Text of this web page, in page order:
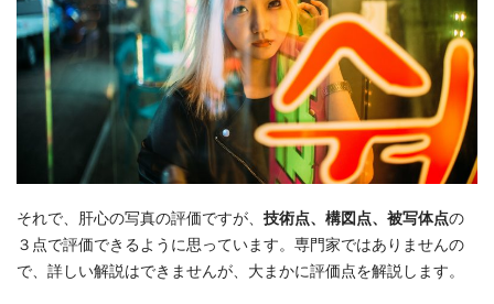
それで、肝心の写真の評価ですが、 技術点、構図点、被写体点の
３点で評価できるように思っています。専門家ではありませんの
で、詳しい解説はできませんが、大まかに評価点を解説します。